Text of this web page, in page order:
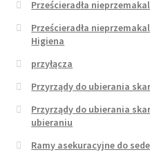
Prześcieradła
Prześcieradła
Higiena
przyłącza
Przyrządy do ubierania
Przyrządy do ubierania
ubieraniu
Ramy asekuracyjne do